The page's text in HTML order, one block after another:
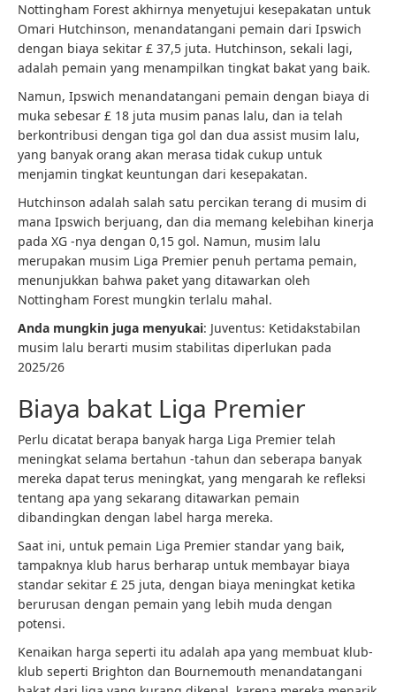
Nottingham Forest akhirnya menyetujui kesepakatan untuk
Omari Hutchinson, menandatangani pemain dari Ipswich
dengan biaya sekitar £ 37,5 juta. Hutchinson, sekali lagi,
adalah pemain yang menampilkan tingkat bakat yang baik.
Namun, Ipswich menandatangani pemain dengan biaya di
muka sebesar £ 18 juta musim panas lalu, dan ia telah
berkontribusi dengan tiga gol dan dua assist musim lalu,
yang banyak orang akan merasa tidak cukup untuk
menjamin tingkat keuntungan dari kesepakatan.
Hutchinson adalah salah satu percikan terang di musim di
mana Ipswich berjuang, dan dia memang kelebihan kinerja
pada XG -nya dengan 0,15 gol. Namun, musim lalu
merupakan musim Liga Premier penuh pertama pemain,
menunjukkan bahwa paket yang ditawarkan oleh
Nottingham Forest mungkin terlalu mahal.
Anda mungkin juga menyukai: Juventus: Ketidakstabilan
musim lalu berarti musim stabilitas diperlukan pada
2025/26
Biaya bakat Liga Premier
Perlu dicatat berapa banyak harga Liga Premier telah
meningkat selama bertahun -tahun dan seberapa banyak
mereka dapat terus meningkat, yang mengarah ke refleksi
tentang apa yang sekarang ditawarkan pemain
dibandingkan dengan label harga mereka.
Saat ini, untuk pemain Liga Premier standar yang baik,
tampaknya klub harus berharap untuk membayar biaya
standar sekitar £ 25 juta, dengan biaya meningkat ketika
berurusan dengan pemain yang lebih muda dengan
potensi.
Kenaikan harga seperti itu adalah apa yang membuat klub-
klub seperti Brighton dan Bournemouth menandatangani